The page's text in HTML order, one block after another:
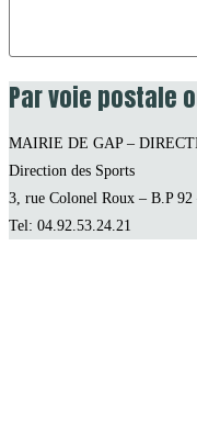
Par voie postale
MAIRIE DE GAP –
Direction des Sports
3, rue Colonel Roux – B.P 92
Tel: 04.92.53.24.21